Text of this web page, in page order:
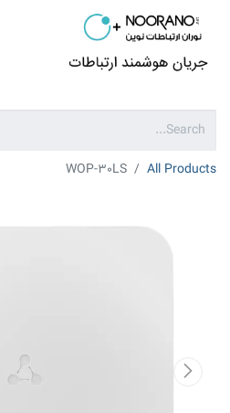
All Products
WOP-30LS